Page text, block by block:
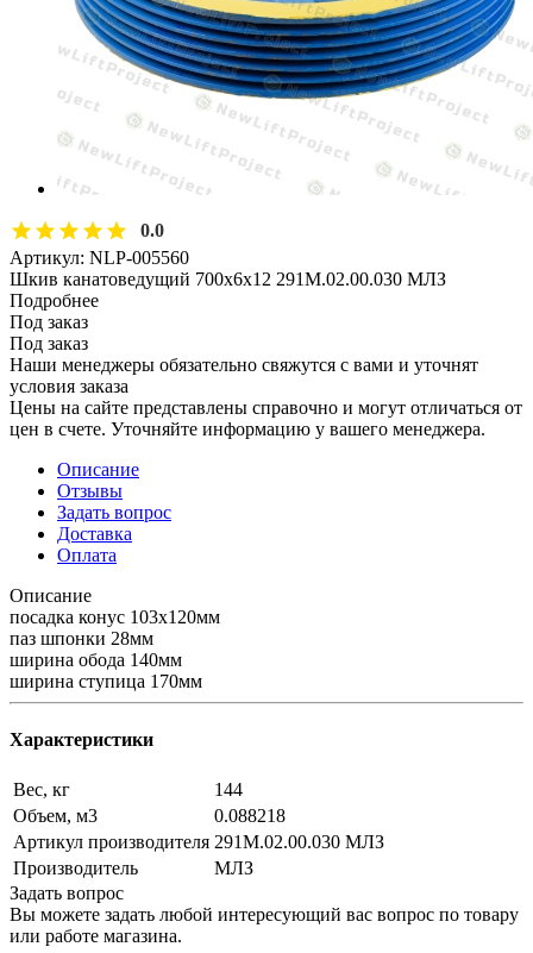
0.0
Артикул: NLP-005560
Шкив канатоведущий 700х6х12 291М.02.00.030 МЛЗ
Подробнее
Под заказ
Под заказ
Наши менеджеры обязательно свяжутся с вами и уточнят
условия заказа
Цены на сайте представлены справочно и могут отличаться от
цен в счете. Уточняйте информацию у вашего менеджера.
Описание
Отзывы
Задать вопрос
Доставка
Оплата
Описание
посадка конус 103х120мм
паз шпонки 28мм
ширина обода 140мм
ширина ступица 170мм
Характеристики
Вес, кг
144
Объем, м3
0.088218
Артикул производителя 291М.02.00.030 МЛЗ
Производитель
МЛЗ
Задать вопрос
Вы можете задать любой интересующий вас вопрос по товару
или работе магазина.